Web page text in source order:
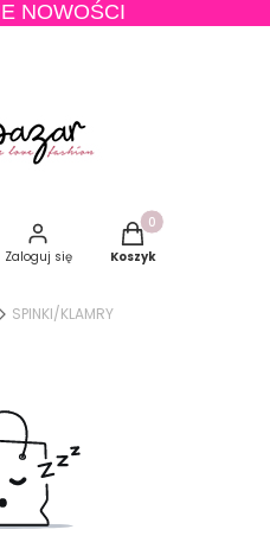
NOWOŚCI
Zaloguj się
Produkty w
Koszyk
SPINKI/KLAMRY